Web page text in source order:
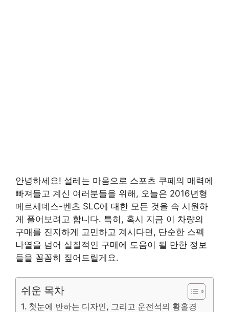
안녕하세요! 설레는 마음으로 스포츠 쿠페의 매력에
빠져들고 계신 여러분들을 위해, 오늘은 2016년형
메르세데스-벤츠 SLC에 대한 모든 것을 속 시원하
게 풀어보려고 합니다. 특히, 혹시 지금 이 차량의
구매를 진지하게 고민하고 계시다면, 단순한 스펙
나열을 넘어 실질적인 구매에 도움이 될 만한 정보
들을 꼼꼼히 짚어드릴게요.
쉬운 목차
첫눈에 반하는 디자인, 그리고 운전석의 황홀경